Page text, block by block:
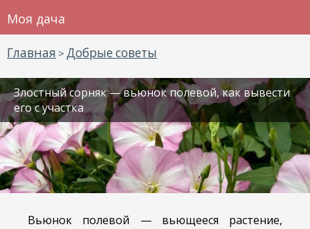
Моя дача
Главная > Добрые советы
Злостный сорняк — вьюнок полевой, как вывести
его с участка
Вьюнок полевой — вьющееся растение,